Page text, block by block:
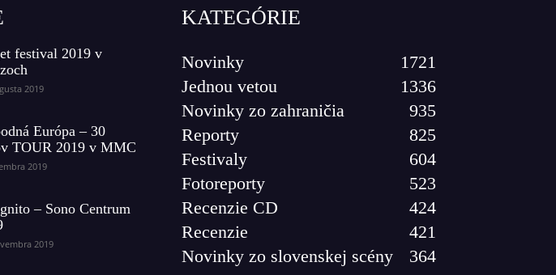
festival 2019 v
2019
Európa – 30
TOUR 2019 v MMC
2019
– Sono Centrum
2019
KATEGÓRIE
Novinky
1721
Jednou vetou
1336
Novinky zo zahraničia
935
Reporty
825
Festivaly
604
Fotoreporty
523
Recenzie CD
424
Recenzie
421
Novinky zo slovenskej scény
364